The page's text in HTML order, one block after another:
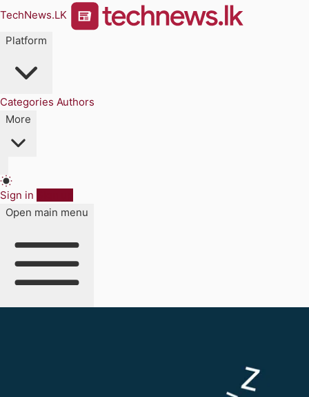
TechNews.LK
Platform
Categories Authors
More
Sign in
Open main menu